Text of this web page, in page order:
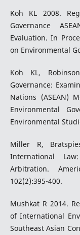
Koh KL 2008.
Governance
Evaluation. In
on Environmental
Koh KL,
Governance:
Nations (ASEAN)
Environmental
Environmental
Miller R,
International
Arbitration.
102(2):395-400.
Mushkat R 2014.
of International
Southeast Asian